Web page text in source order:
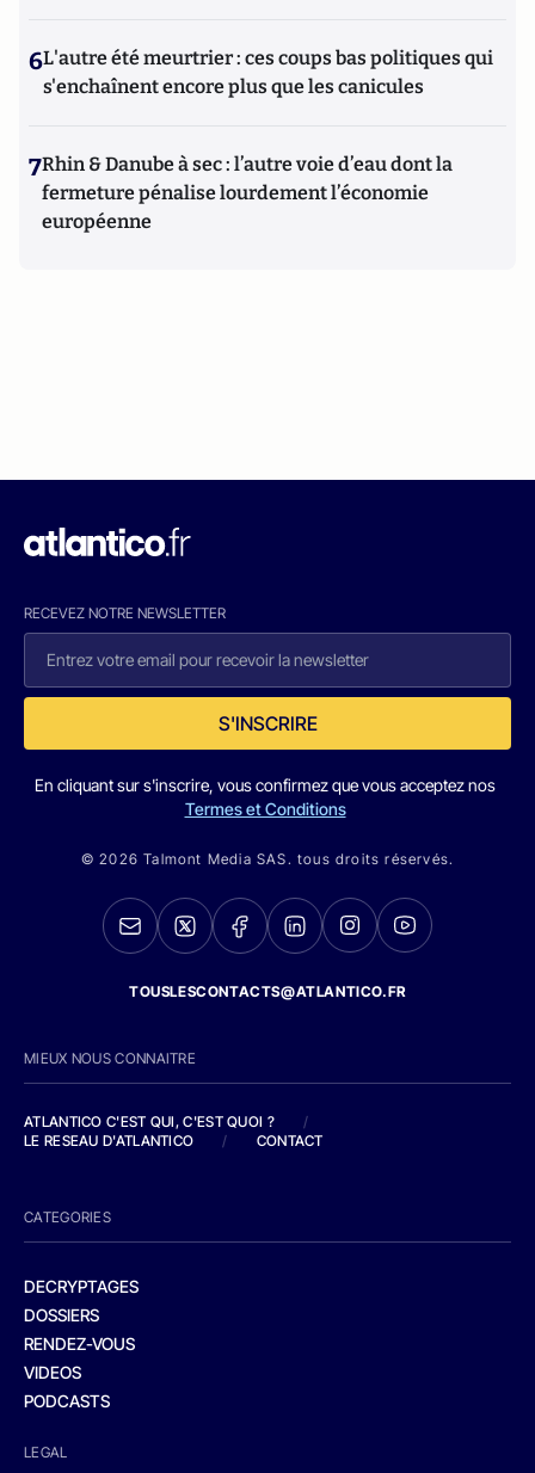
6L'autre été meurtrier : ces coups bas politiques qui
s'enchaînent encore plus que les canicules
7Rhin & Danube à sec : l’autre voie d’eau dont la
fermeture pénalise lourdement l’économie
européenne
RECEVEZ NOTRE NEWSLETTER
S'INSCRIRE
En cliquant sur s'inscrire, vous confirmez que vous acceptez nos
Termes et Conditions
© 2026 Talmont Media SAS. tous droits réservés.
TOUSLESCONTACTS@ATLANTICO.FR
MIEUX NOUS CONNAITRE
ATLANTICO C'EST QUI, C'EST QUOI ?
/
LE RESEAU D'ATLANTICO
/ CONTACT
CATEGORIES
DECRYPTAGES
DOSSIERS
RENDEZ-VOUS
VIDEOS
PODCASTS
LEGAL